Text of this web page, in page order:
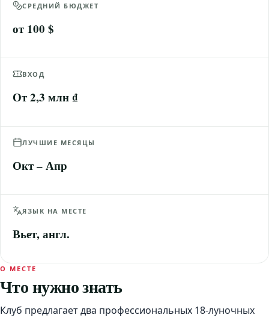
СРЕДНИЙ БЮДЖЕТ
от 100 $
ВХОД
От 2,3 млн ₫
ЛУЧШИЕ МЕСЯЦЫ
Окт – Апр
ЯЗЫК НА МЕСТЕ
Вьет, англ.
О МЕСТЕ
Что нужно знать
Клуб предлагает два профессиональных 18-луночных